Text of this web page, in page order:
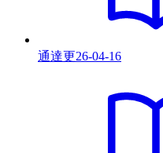
通達更26-04-16